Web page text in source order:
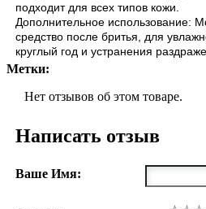
подходит для всех типов кожи.
Дополнительное использование:
средство после бритья, для
круглый год и устранения
Метки:
Нет отзывов об этом товаре.
Написать отзыв
Ваше Имя: